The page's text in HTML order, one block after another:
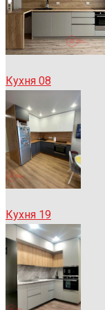
Кухня 08
Кухня 19